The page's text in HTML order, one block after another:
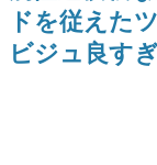
新
これ
の姿
ドを従えた
ビジュ良すぎ